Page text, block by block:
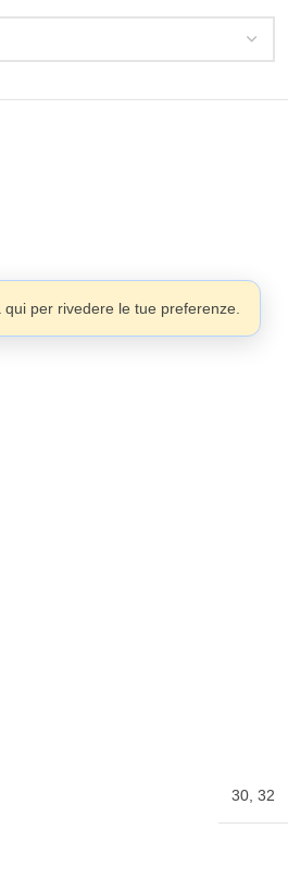
per rivedere le tue preferenze.
30 32